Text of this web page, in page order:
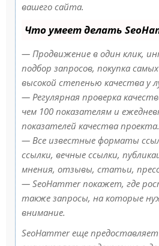
вашего сайта.
Что умеет делать
— Продвижение в один клик,
подбор запросов, покупка
высокой степенью качества у
— Регулярная проверка
чем 100 показателям и
показателей качества проекта.
— Все известные форматы
ссылки, вечные ссылки,
мнения, отзывы, статьи,
— SeoHammer покажет, где
также запросы, на которые
внимание.
SeoHammer еще